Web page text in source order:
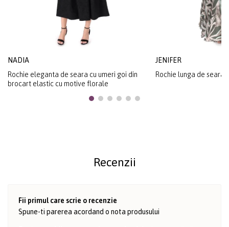
NADIA
Rochie eleganta de seara cu umeri goi din
brocart elastic cu motive florale
JENIFER
Rochie lunga de seara
Recenzii
Fii primul care scrie o recenzie
Spune-ti parerea acordand o nota produsului